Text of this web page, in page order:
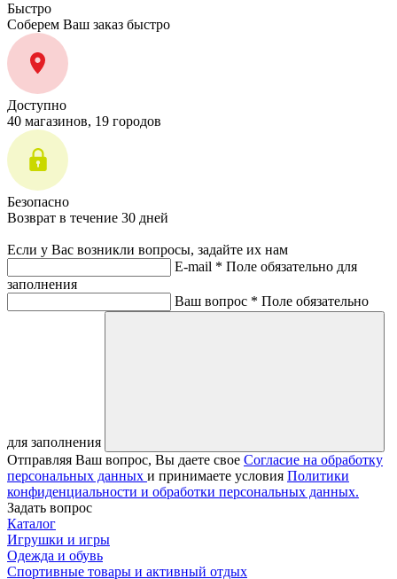
Быстро
Соберем Ваш заказ быстро
Доступно
40 магазинов, 19 городов
Безопасно
Возврат в течение 30 дней
Если у Вас возникли вопросы, задайте их нам
E-mail * Поле обязательно для
заполнения
Ваш вопрос * Поле обязательно
для заполнения
Отправляя Ваш вопрос, Вы даете свое Согласие на обработку
персональных данных и принимаете условия Политики
конфиденциальности и обработки персональных данных.
Задать вопрос
Каталог
Игрушки и игры
Одежда и обувь
Спортивные товары и активный отдых